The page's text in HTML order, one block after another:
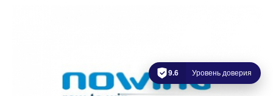
9.6 Уровень доверия